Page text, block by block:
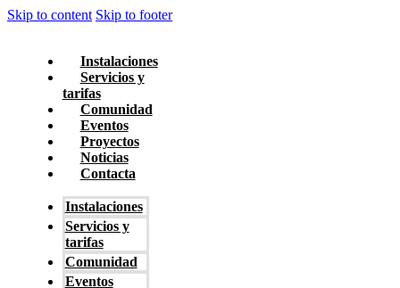
Skip to content Skip to footer
Instalaciones
Servicios y
tarifas
Comunidad
Eventos
Proyectos
Noticias
Contacta
Instalaciones
Servicios y
tarifas
Comunidad
Eventos